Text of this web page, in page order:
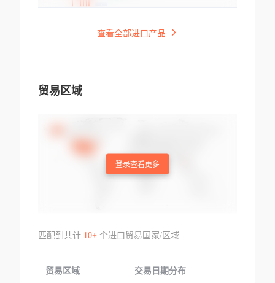
查看全部进口产品
贸易区域
登录查看更多
匹配到共计 10+个进口贸易国家/区域
贸易区域 交易日期分布